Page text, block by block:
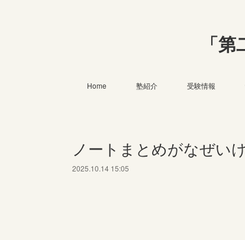
「
Home 塾紹介 受験情報
ノートまとめがなぜい
2025.10.14 15:05